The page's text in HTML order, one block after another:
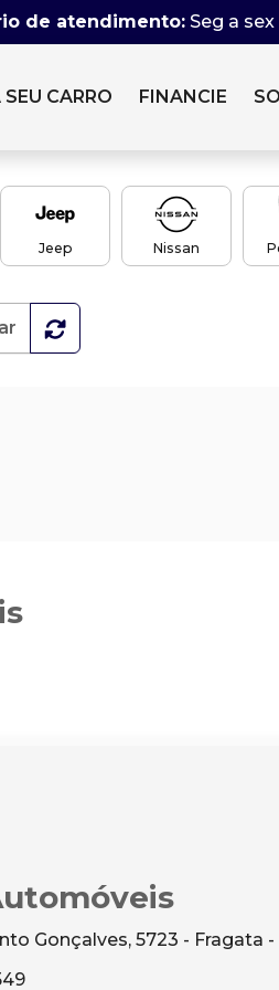
de atendimento: Seg a sex
CARRO FINANCIE
Jeep Nissan
Gonçalves, 5723 - Fragata -